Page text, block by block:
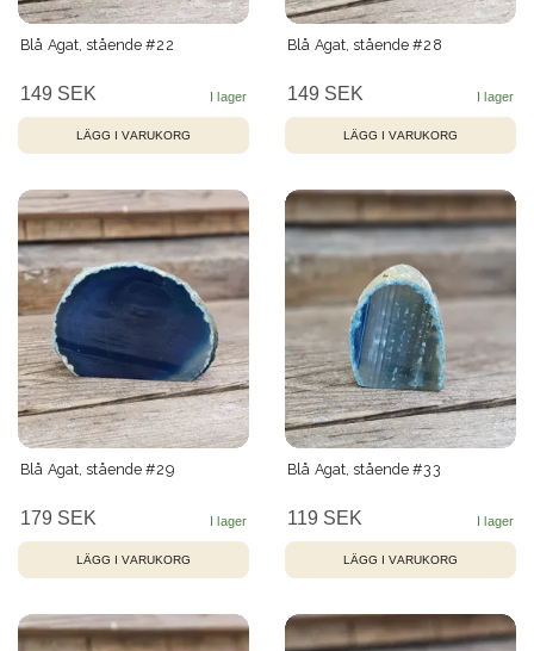
Blå Agat, stående #22
149 SEK
Blå Agat, stående #28
149 SEK
Blå Agat, stående #29
179 SEK
Blå Agat, stående #33
119 SEK